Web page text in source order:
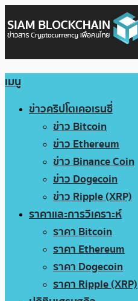
เมนู
ข่าวคริปโตเคอเรนซี่
ข่าว Bitcoin
ข่าว Ethereum
ข่าว Binance Coin
ข่าว Dogecoin
ข่าว Ripple (XRP)
ราคาและการวิเคราะห์
ราคา Bitcoin
ราคา Ethereum
ราคา Dogecoin
ราคา Ripple (XRP)